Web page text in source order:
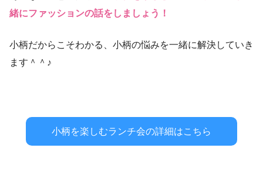
緒にファッションの話をしましょう！
小柄だからこそわかる、小柄の悩みを一緒に解決していき
ます＾＾♪
小柄を楽しむランチ会の詳細はこちら